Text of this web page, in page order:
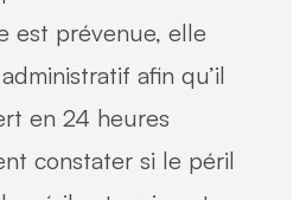
est prévenue, elle
afin qu’il
en 24 heures
constater si le péril